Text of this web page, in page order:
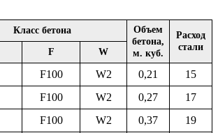
Класс бетона
Объем
бетона,
м. куб.
Расход
стали
F W
F100 W2 0,21
15
F100 W2 0,27
17
F100 W2 0,37
19